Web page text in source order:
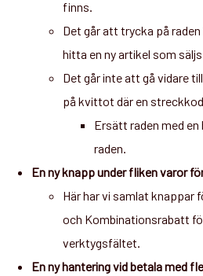
finns.
Det går att trycka på
hitta en ny artikel som
Det går inte att gå vidare
på kvittot där en
Ersätt raden med
raden.
En ny knapp under fliken varor
Här har vi samlat knappar
och Kombinationsrabatt
verktygsfältet.
En ny hantering vid betala med